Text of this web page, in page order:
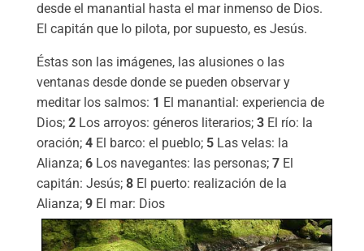
desde el manantial hasta el mar inmenso de Dios.
El capitán que lo pilota, por supuesto, es Jesús.
Éstas son las imágenes, las alusiones o las
ventanas desde donde se pueden observar y
meditar los salmos: 1 El manantial: experiencia de
Dios; 2Los arroyos: géneros literarios; 3 El río: la
oración; 4El barco: el pueblo; 5Las velas: la
Alianza; 6Los navegantes: las personas; 7El
capitán: Jesús; 8El puerto: realización de la
Alianza; 9El mar: Dios